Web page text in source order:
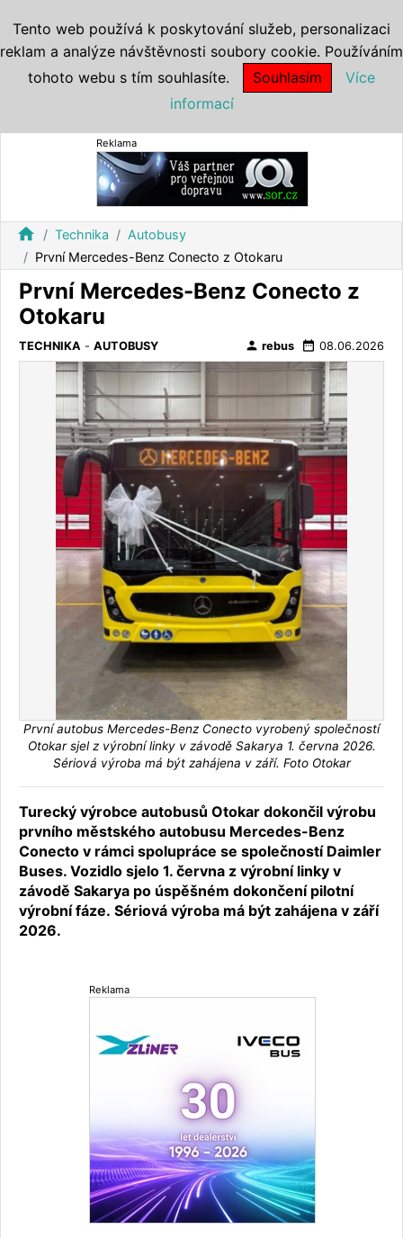
Reklama
home Technika
Autobusy
První Mercedes-Benz Conecto z Otokaru
První Mercedes-Benz Conecto z
Otokaru
TECHNIKA - AUTOBUSY person rebus date_range 08.06.2026
První autobus Mercedes-Benz Conecto vyrobený společností
Otokar sjel z výrobní linky v závodě Sakarya 1. června 2026.
Sériová výroba má být zahájena v září. Foto Otokar
Turecký výrobce autobusů Otokar dokončil výrobu
prvního městského autobusu Mercedes-Benz
Conecto v rámci spolupráce se společností Daimler
Buses. Vozidlo sjelo 1. června z výrobní linky v
závodě Sakarya po úspěšném dokončení pilotní
výrobní fáze. Sériová výroba má být zahájena v září
2026.
Reklama
Tento web používá k poskytování služeb, personalizaci
reklam a analýze návštěvnosti soubory cookie. Používáním
tohoto webu s tím souhlasíte.
Souhlasím
Více
informací